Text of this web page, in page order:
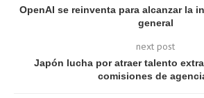
OpenAI se reinventa para alcanzar la
general
next post
Japón lucha por atraer talento
comisiones de